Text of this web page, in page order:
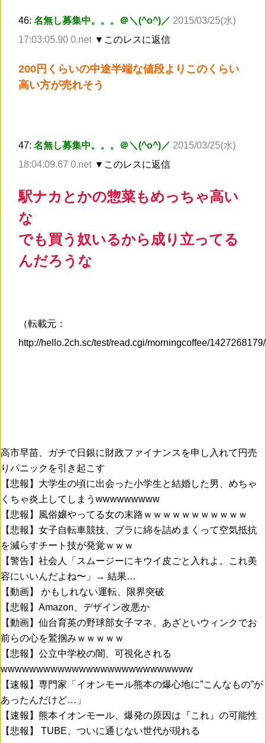
46: 名無し募集中。。。＠＼(^o^)／ 2015/03/25(水)
17:03:05.90 0.net ▼このレスに返信
200円くらいの中途半端な値段よりこのくらい
高い方が売れそう
47: 名無し募集中。。。＠＼(^o^)／ 2015/03/25(水)
18:04:09.67 0.net ▼このレスに返信
駅ナカとかの惣菜もめっちゃ高い
な
でも買う奴いるから成り立ってる
んだろうな
（転載元：
http://hello.2ch.sc/test/read.cgi/morningcoffee/
高市早苗、ガチで日銀に財政ファイナンスを申し入れて円売
りパニックを引き起こす
【悲報】大学生の頃に出会った小学生と結婚した男、めちゃ
くちゃ炎上してしまうwwwwwwwww
【悲報】風俗嬢やってる女の末路ｗｗｗｗｗｗｗｗｗｗｗ
【悲報】女子自転車競技、ブラに綿を詰めまくって空気抵抗
を減らすチート技が発覚ｗｗｗ
【警告】社会人「スムージーにキウイ皮ごと入れよ。これ美
容にいいんだよね〜」→ 結果…
【動画】 かもしれない運転、限界突破
【悲報】Amazon、デザイン改悪か
【動画】仙台育英の野球部女子マネ、あざといウィンクでお
前らの心を鷲掴みｗｗｗｗｗ
【悲報】公立中学校の闇、可視化される
wwwwwwwwwwwwwwwwwwwwwwwwwww
【速報】専門家「イオンモール熊本の爆心地に”こんなもの”が
あったんだけど…」
【速報】熊本イオンモール、爆発の原因は『これ』の可能性
【悲報】 TUBE、ついに通じない世代が現れる